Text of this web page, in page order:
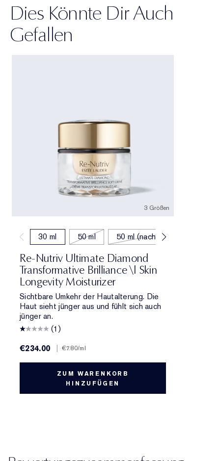
Dies Könnte Dir Auch
Gefallen
3 Größen
30 ml 50 ml 50 ml (nachfüllen)
Re-Nutriv Ultimate Diamond
Transformative Brilliance \| Skin
Longevity Moisturizer
Sichtbare Umkehr der Hautalterung. Die
Haut sieht jünger aus und fühlt sich auch
jünger an.
(1)
€234.00
€7.80/ml
ZUM WARENKORB
HINZUFÜGEN